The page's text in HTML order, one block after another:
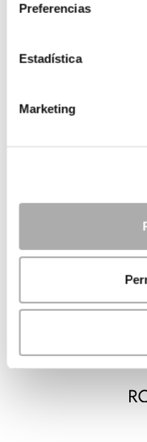
Preferencias
Estadística
Marketing